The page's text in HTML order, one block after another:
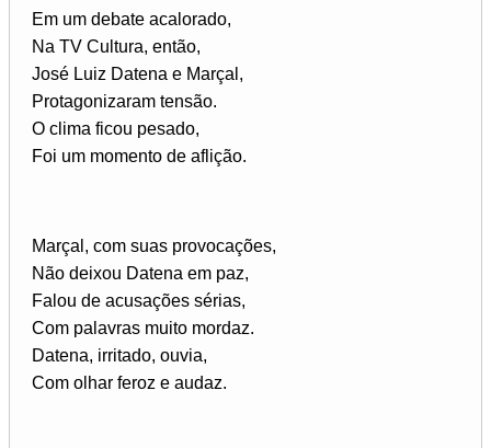
Em um debate acalorado,
Na TV Cultura, então,
José Luiz Datena e Marçal,
Protagonizaram tensão.
O clima ficou pesado,
Foi um momento de aflição.
Marçal, com suas provocações,
Não deixou Datena em paz,
Falou de acusações sérias,
Com palavras muito mordaz.
Datena, irritado, ouvia,
Com olhar feroz e audaz.